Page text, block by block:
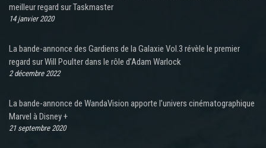
meilleur regard sur Taskmaster
14 janvier 2020
La bande-annonce des Gardiens de la Galaxie Vol.3 révèle le premier
regard sur Will Poulter dans le rôle d’Adam Warlock
2 décembre 2022
La bande-annonce de WandaVision apporte l’univers cinématographique
Marvel à Disney +
21 septembre 2020